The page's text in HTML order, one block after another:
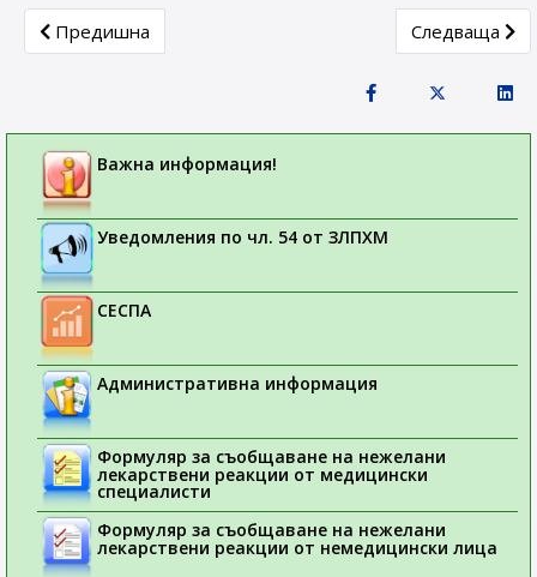
Previous article: До заявители на дарения по чл. 268а
Предишна Next article:
Следваща
Важна информация!
Уведомления по чл. 54 от ЗЛПХМ
СЕСПА
Административна информация
Формуляр за съобщаване на нежелани
лекарствени реакции от медицински
специалисти
Формуляр за съобщаване на нежелани
лекарствени реакции от немедицински лица